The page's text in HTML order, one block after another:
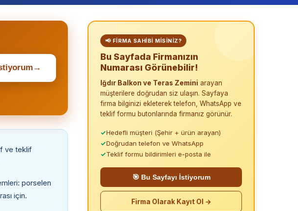
→
ve teklif
porselen
için.
📢 FIRMA SAHIBI MISINIZ?
Bu Sayfada Firmanızın
Numarası Görünebilir!
Iğdır Balkon ve Teras Zemini arayan
müşterilere doğrudan siz ulaşın. Sayfaya
firma bilginizi ekleterek telefon, WhatsApp ve
teklif formu butonlarında firmanız görünür.
✓Hedefli müşteri (Şehir + ürün arayan)
✓Doğrudan telefon ve WhatsApp
✓Teklif formu bildirimleri e-posta ile
🎯 Bu Sayfayı İstiyorum
Firma Olarak Kayıt Ol →